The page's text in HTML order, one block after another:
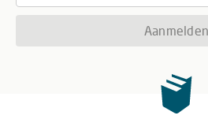
Aanmelden